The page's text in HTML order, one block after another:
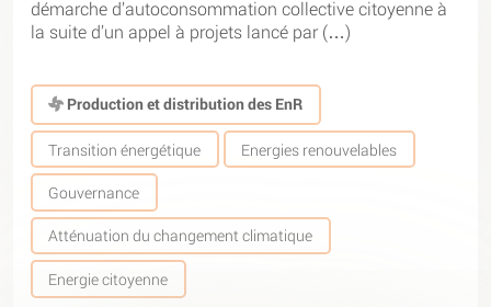
démarche d’autoconsommation collective citoyenne à
la suite d’un appel à projets lancé par (…)
Production et distribution des EnR
Transition énergétique Energies renouvelables
Gouvernance
Atténuation du changement climatique
Energie citoyenne